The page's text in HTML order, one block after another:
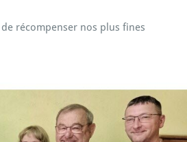
de récompenser nos plus fines